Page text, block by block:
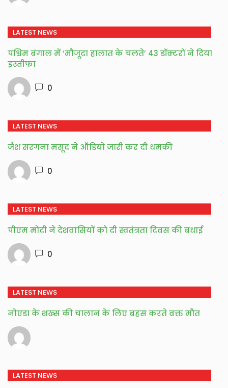
LATEST NEWS
पश्चिम बंगाल में ‘मौजूदा हालात के चलते’ 43 डॉक्टरों ने दिया
इस्तीफा
0
LATEST NEWS
जैश सरगना मसूद ने ऑडियो जारी कर दी धमकी
0
LATEST NEWS
पीएम मोदी ने देशवासियों को दी स्वतंत्रता दिवस की बधाई
0
LATEST NEWS
नोएडा के शख्स की चालान के लिए बहस करते वक्त मौत
LATEST NEWS